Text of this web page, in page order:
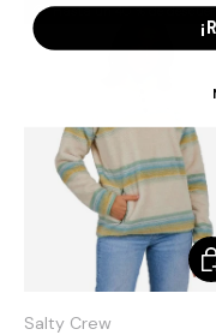
Hasta un 40 % de
Salty Crew